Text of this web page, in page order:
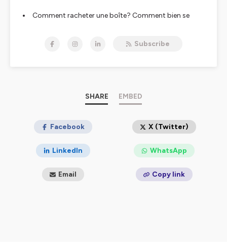
Comment racheter une boîte? Comment bien se
Est-ce que je dois m'associer ou non? A quoi je dois
Est-ce que mes conditions générales de vente ou
mes contrats sont adaptées à ma pratique?
entreprise/EI/EURL/SASU)?
Le podcast Law(her) vous aidera à répondre à toutes
Law(her) est le podcast juridique qui vous aide à utiliser
Subscribe
SHARE EMBED
Facebook X (Twitter)
LinkedIn WhatsApp
Email Copy link